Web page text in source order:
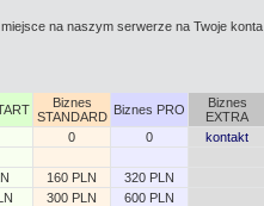
na naszym serwerze na Twoje konta
Biznes
STANDARD Biznes PRO
Biznes
EXTRA
0 0
kontakt
160 PLN
320 PLN
300 PLN
600 PLN